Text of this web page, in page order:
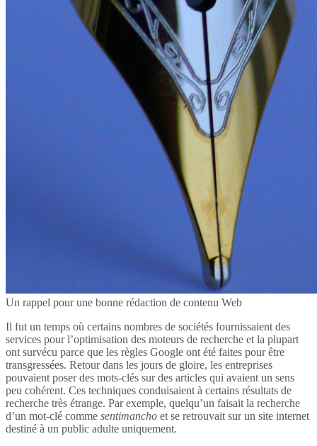
Un rappel pour une bonne rédaction de contenu Web
Il fut un temps où certains nombres de sociétés fournissaient des
services pour l’optimisation des moteurs de recherche et la plupart
ont survécu parce que les règles Google ont été faites pour être
transgressées. Retour dans les jours de gloire, les entreprises
pouvaient poser des mots-clés sur des articles qui avaient un sens
peu cohérent. Ces techniques conduisaient à certains résultats de
recherche très étrange. Par exemple, quelqu’un faisait la recherche
d’un mot-clé comme sentimancho et se retrouvait sur un site internet
destiné à un public adulte uniquement.